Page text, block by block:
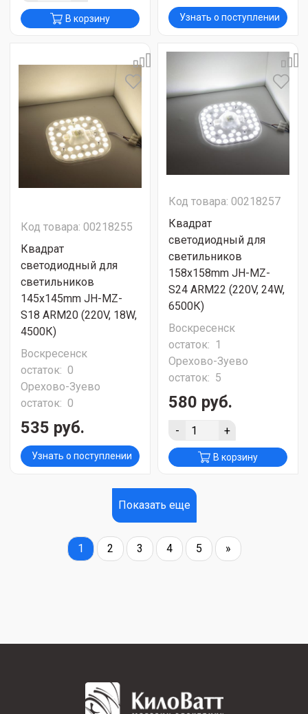
В корзину Узнать о поступлении
Код товара: 00218255
Квадрат
светодиодный для
светильников
145x145mm JH-MZ-
S18 ARM20 (220V, 18W,
4500К)
Воскресенск
остаток: 0
Орехово-Зуево
остаток: 0
535 руб.
Узнать о поступлении
Код товара: 00218257
Квадрат
светодиодный для
светильников
158x158mm JH-MZ-
S24 ARM22 (220V, 24W,
6500К)
Воскресенск
остаток: 1
Орехово-Зуево
остаток: 5
580 руб.
- +
В корзину
Показать еще
1 2 3 4 5 »